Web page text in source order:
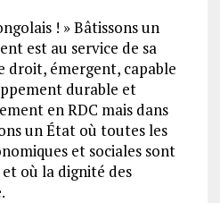
! » Bâtissons un
est au service de sa
droit, émergent, capable
durable et
en RDC mais dans
un État où toutes les
et sociales sont
où la dignité des